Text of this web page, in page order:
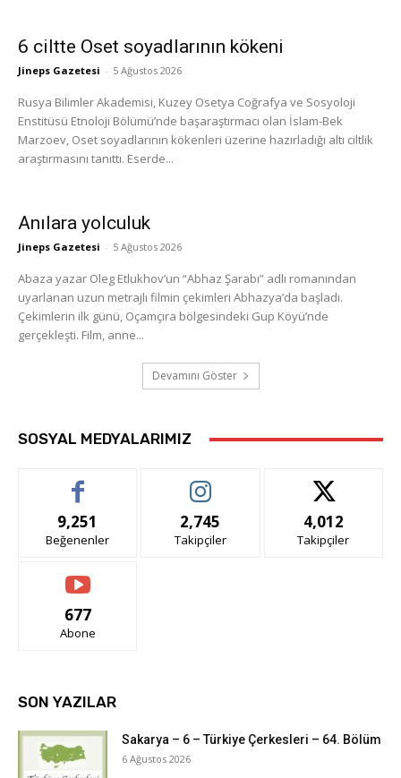
6 ciltte Oset soyadlarının kökeni
Jineps Gazetesi - 5 Ağustos 2026
Rusya Bilimler Akademisi, Kuzey Osetya Coğrafya ve Sosyoloji
Enstitüsü Etnoloji Bölümü’nde başaraştırmacı olan İslam-Bek
Marzoev, Oset soyadlarının kökenleri üzerine hazırladığı altı ciltlik
araştırmasını tanıttı. Eserde...
Anılara yolculuk
Jineps Gazetesi - 5 Ağustos 2026
Abaza yazar Oleg Etlukhov’un “Abhaz Şarabı” adlı romanından
uyarlanan uzun metrajlı filmin çekimleri Abhazya’da başladı.
Çekimlerin ilk günü, Oçamçıra bölgesindeki Gup Köyü’nde
gerçekleşti. Film, anne...
Devamını Göster
SOSYAL MEDYALARIMIZ
9,251
Beğenenler
2,745
Takipçiler
4,012
Takipçiler
677
Abone
SON YAZILAR
Sakarya – 6 – Türkiye Çerkesleri – 64. Bölüm
6 Ağustos 2026